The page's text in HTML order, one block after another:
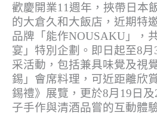
歡慶開業11週年，挾帶日本
的大倉久和大飯店，近期特
品牌「能作NOUSAKU」，
宴」特別企劃。即日起至8
采活動，包括兼具味覺及視
錫」會席料理，可近距離欣
錫禮》展覽，更於8月19日
子手作與清酒品嘗的互動體